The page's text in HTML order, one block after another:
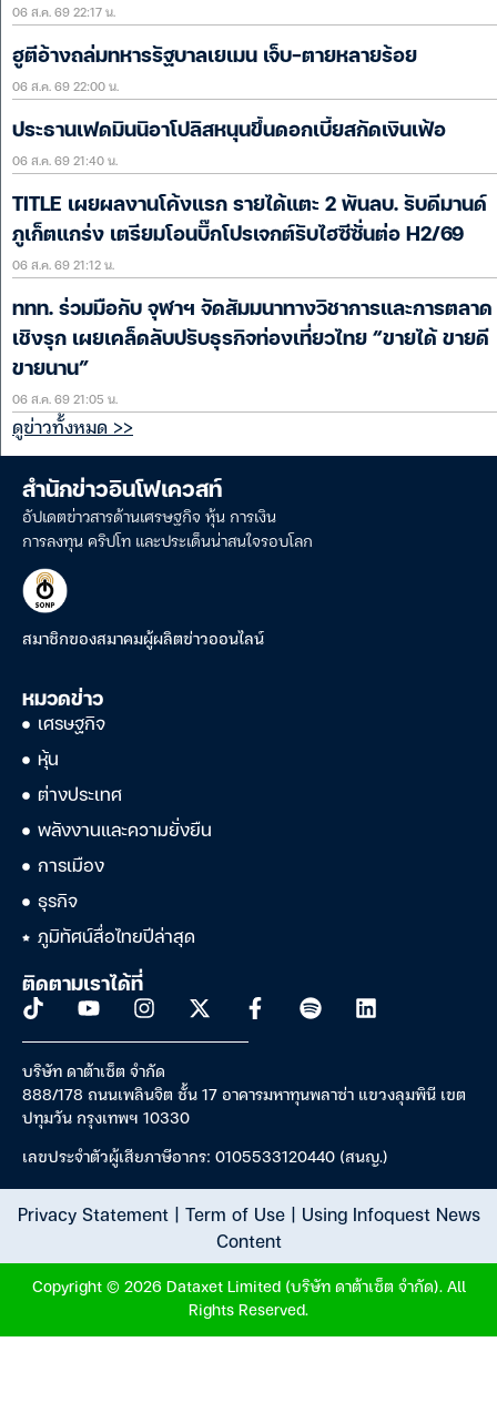
06 ส.ค. 69 22:17 น.
ฮูตีอ้างถล่มทหารรัฐบาลเยเมน เจ็บ-ตายหลายร้อย
06 ส.ค. 69 22:00 น.
ประธานเฟดมินนิอาโปลิสหนุนขึ้นดอกเบี้ยสกัดเงินเฟ้อ
06 ส.ค. 69 21:40 น.
TITLE เผยผลงานโค้งแรก รายได้แตะ 2 พันลบ. รับดีมานด์
ภูเก็ตแกร่ง เตรียมโอนบิ๊กโปรเจกต์รับไฮซีซั่นต่อ H2/69
06 ส.ค. 69 21:12 น.
ททท. ร่วมมือกับ จุฬาฯ จัดสัมมนาทางวิชาการและการตลาด
เชิงรุก เผยเคล็ดลับปรับธุรกิจท่องเที่ยวไทย “ขายได้ ขายดี
ขายนาน”
06 ส.ค. 69 21:05 น.
ดูข่าวทั้งหมด >>
สำนักข่าวอินโฟเควสท์
อัปเดตข่าวสารด้านเศรษฐกิจ หุ้น การเงิน
การลงทุน คริปโท และประเด็นน่าสนใจรอบโลก
สมาชิกของสมาคมผู้ผลิตข่าวออนไลน์
หมวดข่าว
เศรษฐกิจ
หุ้น
ต่างประเทศ
พลังงานและความยั่งยืน
การเมือง
ธุรกิจ
ภูมิทัศน์สื่อไทยปีล่าสุด
ติดตามเราได้ที่
บริษัท ดาต้าเซ็ต จำกัด
888/178 ถนนเพลินจิต ชั้น 17 อาคารมหาทุนพลาซ่า แขวงลุมพินี เขต
ปทุมวัน กรุงเทพฯ 10330
เลขประจำตัวผู้เสียภาษีอากร: 0105533120440 (สนญ.)
Privacy Statement| Term of Use| Using Infoquest News
Content
Copyright © 2026 Dataxet Limited (บริษัท ดาต้าเซ็ต จำกัด). All
Rights Reserved.